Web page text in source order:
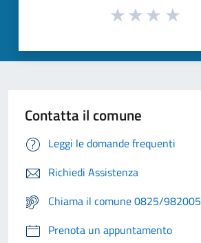
Contatta il comune
Leggi le domande frequenti
Richiedi Assistenza
Chiama il comune 0825/982005
Prenota un appuntamento